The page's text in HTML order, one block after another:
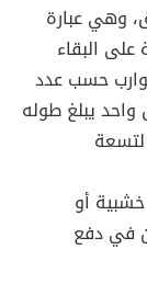
وهي عبارة
البقاء
حسب عدد
واحد يبلغ طوله
لتسعة
أو
في دفع